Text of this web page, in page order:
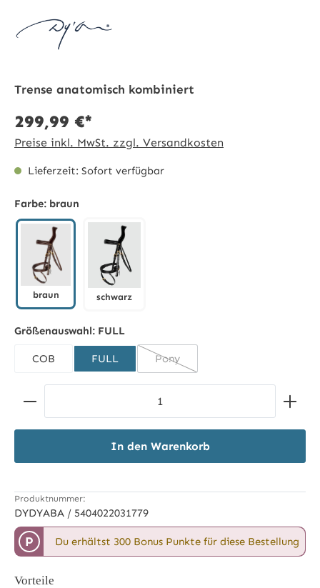
Trense anatomisch kombiniert
299,99 €*
Preise inkl. MwSt. zzgl. Versandkosten
Lieferzeit: Sofort verfügbar
Farbe: braun
braun schwarz
Größenauswahl: FULL
COB FULL Pony
(Diese Option ist zurzeit nicht
Produkt Anzahl: Gib den gewünschten Wert ein
In den Warenkorb
Produktnummer:
DYDYABA / 5404022031779
P Du erhältst 300 Bonus Punkte für diese Bestellung
Vorteile